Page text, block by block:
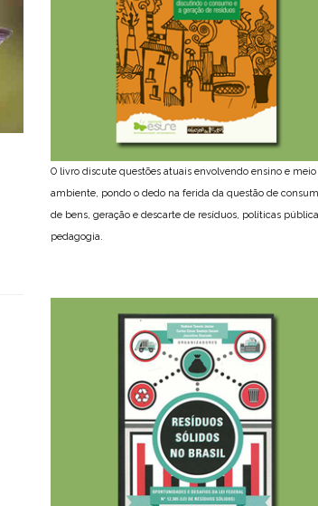
O livro discute questões atuais envolvendo ensino e meio
ambiente, pondo o dedo na ferida da questão de
de bens, geração e descarte de resíduos, políticas
pedagogia.